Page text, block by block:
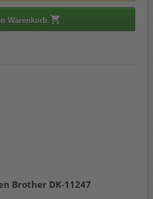
Warenkorb
Brother DK-11247